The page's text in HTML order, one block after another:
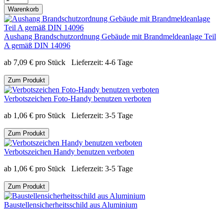
Warenkorb
Aushang Brandschutzordnung Gebäude mit Brandmeldeanlage Teil
A gemäß DIN 14096
ab 7,09 € pro Stück Lieferzeit: 4-6 Tage
Zum Produkt
Verbotszeichen Foto-Handy benutzen verboten
ab 1,06 € pro Stück Lieferzeit: 3-5 Tage
Zum Produkt
Verbotszeichen Handy benutzen verboten
ab 1,06 € pro Stück Lieferzeit: 3-5 Tage
Zum Produkt
Baustellensicherheitsschild aus Aluminium